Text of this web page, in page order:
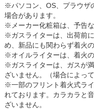
※パソコン、OS、プラウザ
場合があります。
※メーカー化粧箱は、予告
※ガスライターは、出荷前
め、新品にも関わらず着火
※オイルライターは、着火
※ガスライターは、ガスが
ざいません。（場合によっ
※一部のフリント着火式ラ
れております。カラカラと
ざいません。